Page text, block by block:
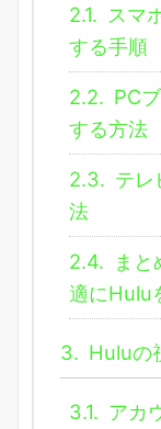
2.1. スマ
する手順
2.2. PC
する方法
2.3. テレ
法
2.4.
ま
適にHulu
3. Huluの
3.1. アカ